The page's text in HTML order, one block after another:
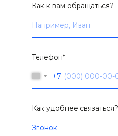
Как к вам обращаться?
Телефон*
+7
Как удобнее связаться?